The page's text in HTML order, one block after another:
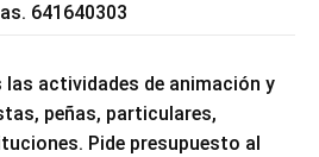
641640303
las actividades de animación y
peñas, particulares,
Pide presupuesto al